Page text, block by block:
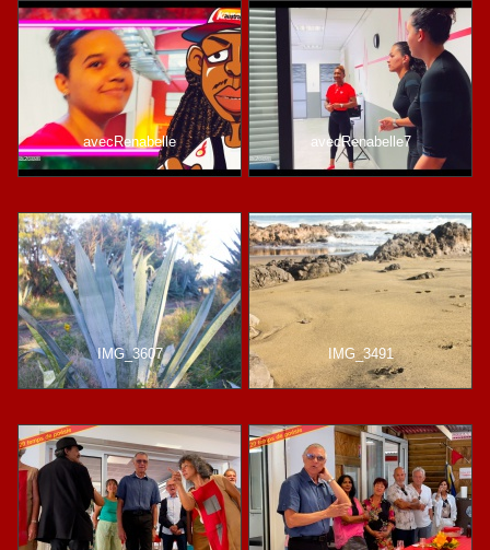
avecRenabelle avecRenabelle7
IMG_3607 IMG_3491